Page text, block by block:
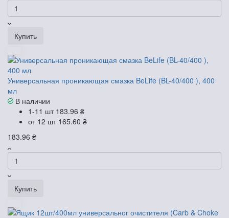
Купить
Универсальная проникающая смазка BeLife (BL-40/400 ), 400
мл
В наличии
1-11 шт 183.96 ₴
от 12 шт 165.60 ₴
183.96 ₴
Купить